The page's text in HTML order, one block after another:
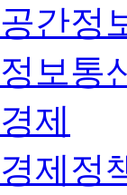
공간정
정보통
경제
경제정